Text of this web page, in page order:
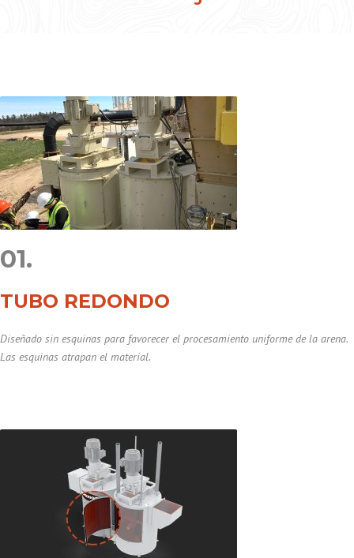
01.
TUBO REDONDO
Diseñado sin esquinas para favorecer el procesamiento uniforme de la arena.
Las esquinas atrapan el material.